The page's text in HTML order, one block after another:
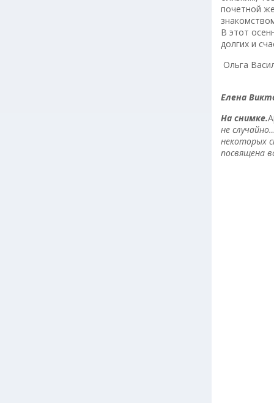
почетной
В этот
долгих и
Ольга
Елена
На снимке.
не
некоторых
посвящена